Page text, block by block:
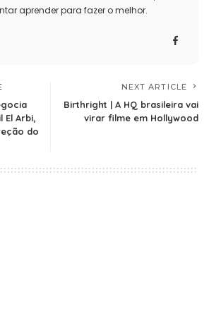
aprender para fazer o melhor.
El Arbi,
do
NEXT ARTICLE
Birthright | A HQ brasileira vai
virar filme em Hollywood